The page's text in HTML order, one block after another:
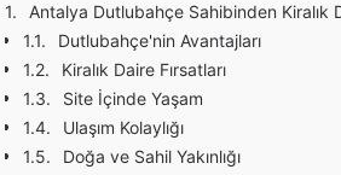
Antalya Dutlubahçe Sahibinden Kiralık
Dutlubahçe'nin Avantajları
Kiralık Daire Fırsatları
Site İçinde Yaşam
Ulaşım Kolaylığı
Doğa ve Sahil Yakınlığı